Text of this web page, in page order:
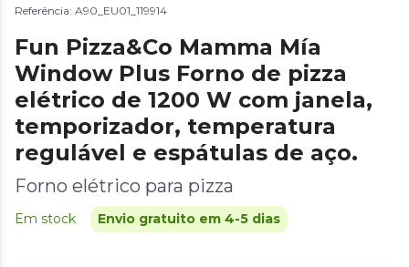
Referência: A90_EU01_119914
Fun Pizza&Co Mamma Mía
Window Plus Forno de pizza
elétrico de 1200 W com janela,
temporizador, temperatura
regulável e espátulas de aço.
Forno elétrico para pizza
Em stock Envio gratuito em 4-5 dias